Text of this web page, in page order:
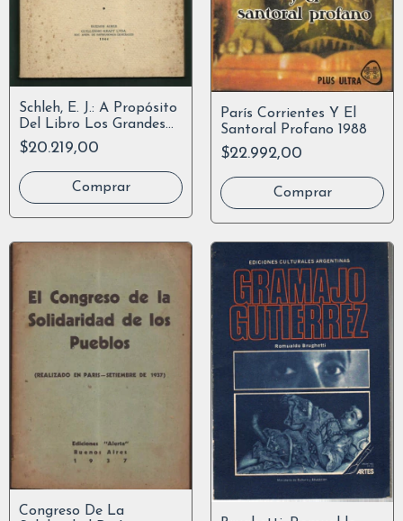
Schleh, E. J.: A Propósito
Del Libro Los Grandes
Pioneers
$20.219,00
París Corrientes Y El
Santoral Profano 1988
$22.992,00
Congreso De La